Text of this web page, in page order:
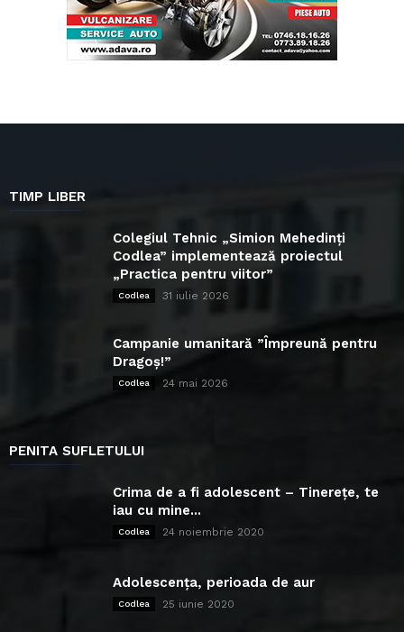
TIMP LIBER
Colegiul Tehnic „Simion Mehedinți
Codlea” implementează proiectul
„Practica pentru viitor”
Codlea 31 iulie 2026
Campanie umanitară ”Împreună pentru
Dragoș!”
Codlea 24 mai 2026
PENITA SUFLETULUI
Crima de a fi adolescent – Tinerețe, te
iau cu mine...
Codlea 24 noiembrie 2020
Adolescența, perioada de aur
Codlea 25 iunie 2020